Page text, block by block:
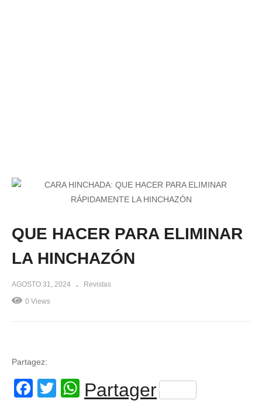
QUE HACER PARA ELIMINAR
LA HINCHAZÓN
AGOSTO 31, 2024 Revistas
0 Views
Partagez:
Facebook
Twitter
WhatsApp
Partager